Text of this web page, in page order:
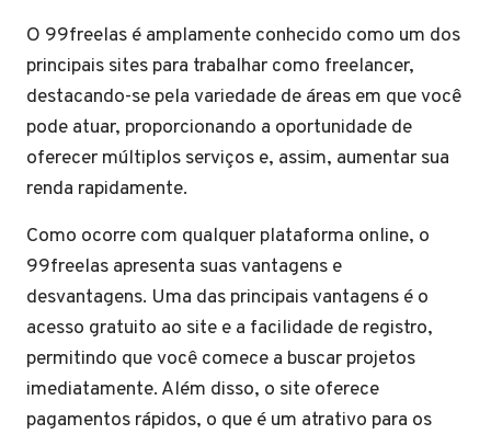
O 99freelas é amplamente conhecido como um dos
principais sites para trabalhar como freelancer,
destacando-se pela variedade de áreas em que você
pode atuar, proporcionando a oportunidade de
oferecer múltiplos serviços e, assim, aumentar sua
renda rapidamente.
Como ocorre com qualquer plataforma online, o
99freelas apresenta suas vantagens e
desvantagens. Uma das principais vantagens é o
acesso gratuito ao site e a facilidade de registro,
permitindo que você comece a buscar projetos
imediatamente. Além disso, o site oferece
pagamentos rápidos, o que é um atrativo para os